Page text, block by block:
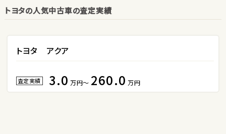
3位
ステーションワゴン
トヨタの人気中古車の査定実績
トヨタ アクア
査定実績 3.0 万円～ 260.0 万円